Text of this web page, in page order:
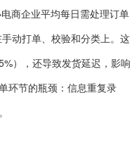
商企业平均每日需处理订单
动打单、校验和分类上。这
），还导致发货延迟，影响
环节的瓶颈：信息重复录